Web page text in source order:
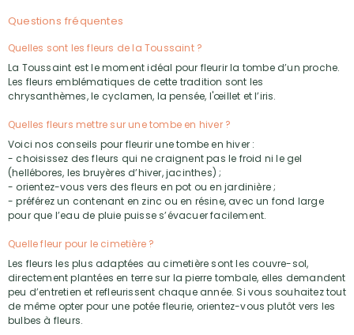
Questions fréquentes
Quelles sont les fleurs de la Toussaint ?
La Toussaint est le moment idéal pour fleurir la tombe d’un proche.
Les fleurs emblématiques de cette tradition sont les
chrysanthèmes, le cyclamen, la pensée, l'œillet et l’iris.
Quelles fleurs mettre sur une tombe en hiver ?
Voici nos conseils pour fleurir une tombe en hiver :
- choisissez des fleurs qui ne craignent pas le froid ni le gel
(hellébores, les bruyères d’hiver, jacinthes) ;
- orientez-vous vers des fleurs en pot ou en jardinière ;
- préférez un contenant en zinc ou en résine, avec un fond large
pour que l’eau de pluie puisse s’évacuer facilement.
Quelle fleur pour le cimetière ?
Les fleurs les plus adaptées au cimetière sont les couvre-sol,
directement plantées en terre sur la pierre tombale, elles demandent
peu d’entretien et refleurissent chaque année. Si vous souhaitez tout
de même opter pour une potée fleurie, orientez-vous plutôt vers les
bulbes à fleurs.